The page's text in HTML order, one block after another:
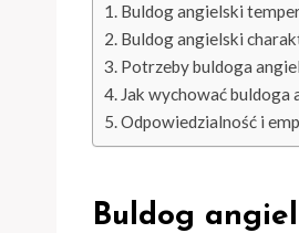
Buldog angielski
Buldog angielski
Potrzeby buldoga
Jak wychować
Odpowiedzialność i
Buldog